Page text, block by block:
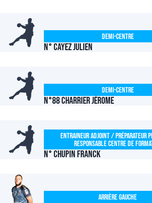
N° CAYEZ Julien
Demi-centre
N°88 CHARRIER Jérome
Demi-centre
N° CHUPIN Franck
Entraineur Adjoint / Préparateur
Responsable Centre de
Arrière Gauche